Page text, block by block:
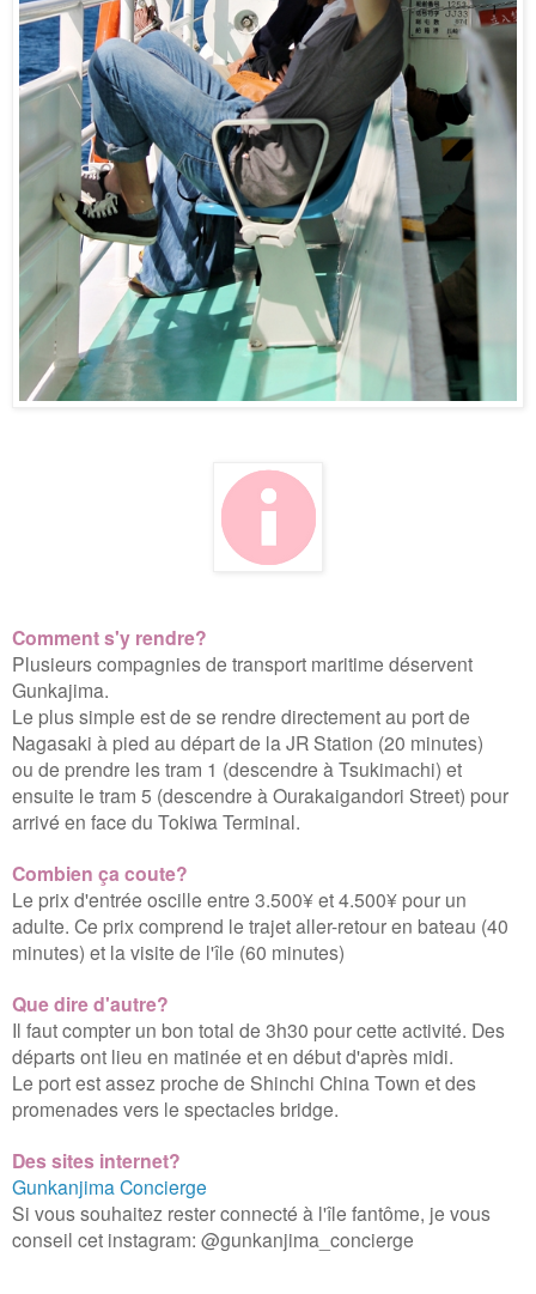
Comment s'y rendre?
Plusieurs compagnies de transport maritime déservent
Gunkajima.
Le plus simple est de se rendre directement au port de
Nagasaki à pied au départ de la JR Station (20 minutes)
ou de prendre les tram 1 (descendre à Tsukimachi) et
ensuite le tram 5 (descendre à Ourakaigandori Street) pour
arrivé en face du Tokiwa Terminal.
Combien ça coute?
Le prix d'entrée oscille entre 3.500¥ et 4.500¥ pour un
adulte. Ce prix comprend le trajet aller-retour en bateau (40
minutes) et la visite de l'île (60 minutes)
Que dire d'autre?
Il faut compter un bon total de 3h30 pour cette activité. Des
départs ont lieu en matinée et en début d'après midi.
Le port est assez proche de Shinchi China Town et des
promenades vers le spectacles bridge.
Des sites internet?
Gunkanjima Concierge
Si vous souhaitez rester connecté à l'île fantôme, je vous
conseil cet instagram: @gunkanjima_concierge